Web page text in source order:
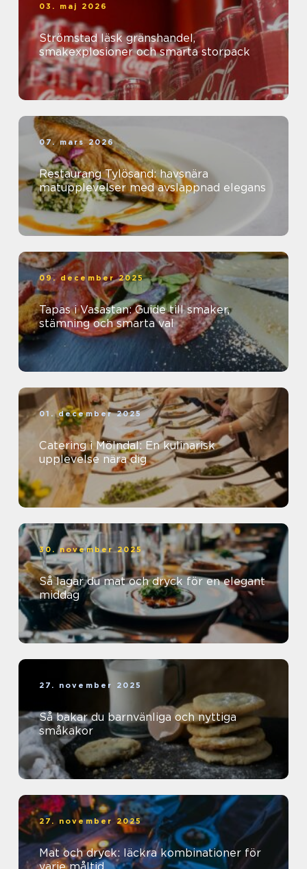
03. maj 2026
Strömstad läsk gränshandel,
smakexplosioner och smarta storpack
07. mars 2026
Restaurang Tylösand: havsnära
matupplevelser med avslappnad elegans
09. december 2025
Tapas i Vasastan: Guide till smaker,
stämning och smarta val
01. december 2025
Catering i Mölndal: En kulinarisk
upplevelse nära dig
30. november 2025
Så lagar du mat och dryck för en elegant
middag
27. november 2025
Så bakar du barnvänliga och nyttiga
småkakor
27. november 2025
Mat och dryck: läckra kombinationer för